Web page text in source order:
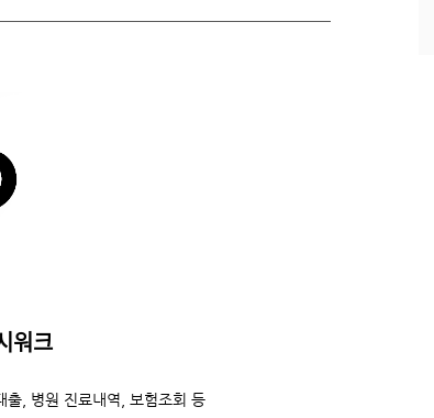
워크
출, 병원 진료내역, 보험조회 등